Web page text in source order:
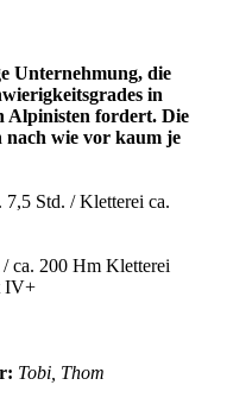
Unternehmung, die
in
Alpinisten fordert. Die
nach wie vor kaum je
7,5 Std. / Kletterei ca.
ca. 200 Hm Kletterei
IV+
Tobi, Thom